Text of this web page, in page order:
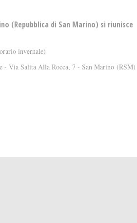
(Repubblica di San Marino) si riunisce
invernale)
- Via Salita Alla Rocca, 7 - San Marino (RSM)